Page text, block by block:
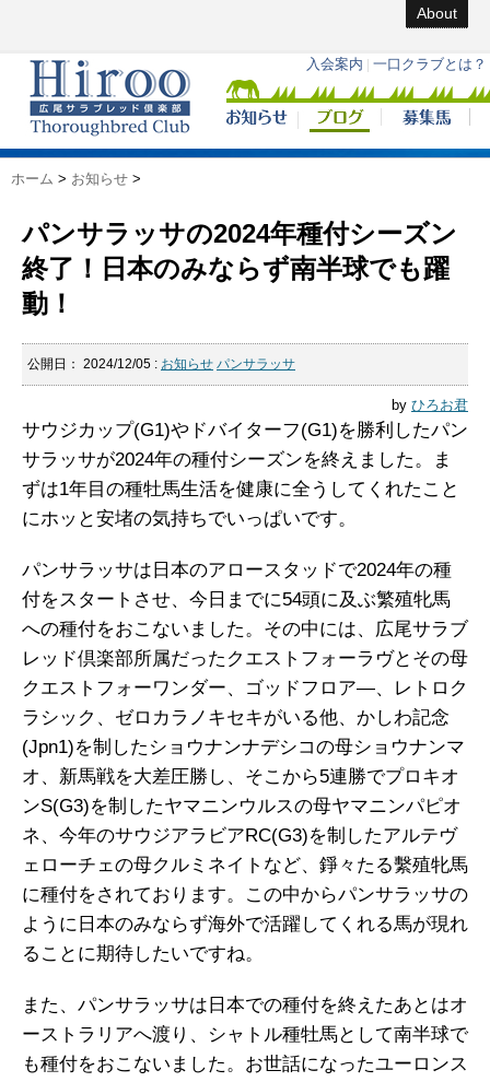
About
ホーム > お知らせ >
パンサラッサの2024年種付シーズン
終了！日本のみならず南半球でも躍
動！
公開日： 2024/12/05 : お知らせ パンサラッサ
by ひろお君
サウジカップ(G1)やドバイターフ(G1)を勝利したパン
サラッサが2024年の種付シーズンを終えました。ま
ずは1年目の種牡馬生活を健康に全うしてくれたこと
にホッと安堵の気持ちでいっぱいです。
パンサラッサは日本のアロースタッドで2024年の種
付をスタートさせ、今日までに54頭に及ぶ繁殖牝馬
への種付をおこないました。その中には、広尾サラブ
レッド倶楽部所属だったクエストフォーラヴとその母
クエストフォーワンダー、ゴッドフロア―、レトロク
ラシック、ゼロカラノキセキがいる他、かしわ記念
(Jpn1)を制したショウナンナデシコの母ショウナンマ
オ、新馬戦を大差圧勝し、そこから5連勝でプロキオ
ンS(G3)を制したヤマニンウルスの母ヤマニンパピオ
ネ、今年のサウジアラビアRC(G3)を制したアルテヴ
ェローチェの母クルミネイトなど、錚々たる繫殖牝馬
に種付をされております。この中からパンサラッサの
ように日本のみならず海外で活躍してくれる馬が現れ
ることに期待したいですね。
また、パンサラッサは日本での種付を終えたあとはオ
ーストラリアへ渡り、シャトル種牡馬として南半球で
も種付をおこないました。お世話になったユーロンス